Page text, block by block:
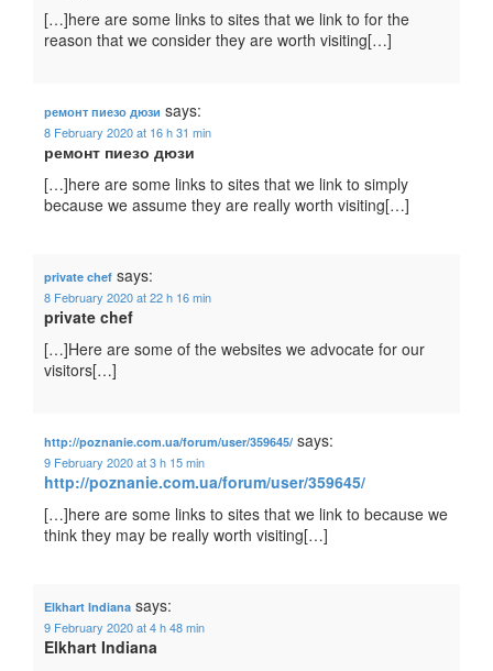
[…]here are some links to sites that we link to for the
reason that we consider they are worth visiting[…]
ремонт пиезо дюзи says:
8 February 2020 at 16 h 31 min
ремонт пиезо дюзи
[…]here are some links to sites that we link to simply
because we assume they are really worth visiting[…]
private chef says:
8 February 2020 at 22 h 16 min
private chef
[…]Here are some of the websites we advocate for our
visitors[…]
http://poznanie.com.ua/forum/user/359645/ says:
9 February 2020 at 3 h 15 min
http://poznanie.com.ua/forum/user/359645/
[…]here are some links to sites that we link to because we
think they may be really worth visiting[…]
Elkhart Indiana says:
9 February 2020 at 4 h 48 min
Elkhart Indiana